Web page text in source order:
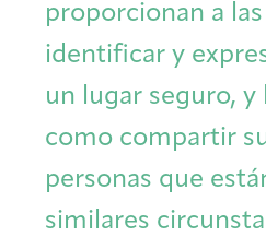
proporcionan a
identificar y
un lugar seguro, y
como compartir
personas que
similares